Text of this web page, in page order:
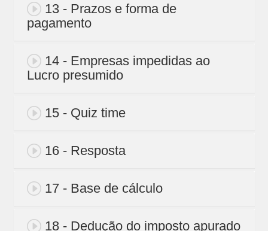
13 - Prazos e forma de
pagamento
14 - Empresas impedidas ao
Lucro presumido
15 - Quiz time
16 - Resposta
17 - Base de cálculo
18 - Dedução do imposto apurado